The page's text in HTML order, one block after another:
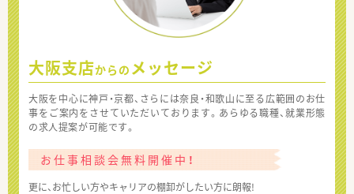
大阪支店からの メッセージ
大阪を中心に神戸・京都、さらには奈良・和歌山に至る広範囲のお仕
事をご案内をさせていただいております。あらゆる職種、就業形態
の求人提案が可能です。
お仕事相談会無料開催中！
更に、お忙しい方やキャリアの棚卸がしたい方に朗報!